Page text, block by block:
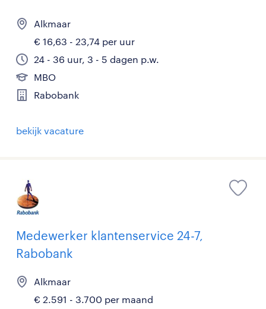
Alkmaar
€ 16,63 - 23,74 per uur
24 - 36 uur, 3 - 5 dagen p.w.
MBO
Rabobank
bekijk vacature
Medewerker klantenservice 24-7,
Rabobank
Alkmaar
€ 2.591 - 3.700 per maand